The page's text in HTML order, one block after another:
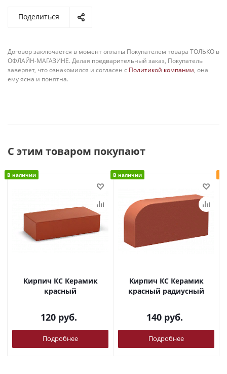
Поделиться
Договор заключается в момент оплаты Покупателем товара ТОЛЬКО в
ОФЛАЙН-МАГАЗИНЕ. Делая предварительный заказ, Покупатель
заверяет, что ознакомился и согласен с Политикой компании, она
ему ясна и понятна.
С этим товаром покупают
В наличии
Кирпич КС Керамик
красный
120руб.
Подробнее
В наличии
Кирпич КС Керамик
красный радиусный
140руб.
Подробнее